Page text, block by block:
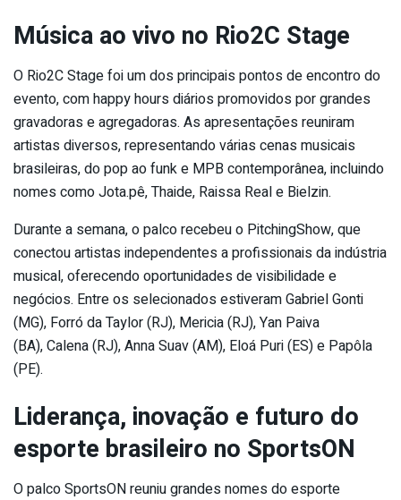
Música ao vivo no Rio2C Stage
O Rio2C Stage foi um dos principais pontos de encontro do
evento, com happy hours diários promovidos por grandes
gravadoras e agregadoras. As apresentações reuniram
artistas diversos, representando várias cenas musicais
brasileiras, do pop ao funk e MPB contemporânea, incluindo
nomes como Jota.pê, Thaide, Raissa Real e Bielzin.
Durante a semana, o palco recebeu o PitchingShow, que
conectou artistas independentes a profissionais da indústria
musical, oferecendo oportunidades de visibilidade e
negócios. Entre os selecionados estiveram Gabriel Gonti
(MG), Forró da Taylor (RJ), Mericia (RJ), Yan Paiva
(BA), Calena (RJ), Anna Suav (AM), Eloá Puri (ES) e Papôla
(PE).
Liderança, inovação e futuro do
esporte brasileiro no SportsON
O palco SportsON reuniu grandes nomes do esporte